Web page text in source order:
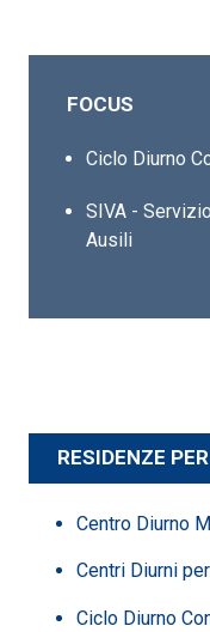
FOCUS
Ciclo Diurno
SIVA -
Ausili
RESIDENZE
Centro Diurno
Centri Diurni
Ciclo Diurno